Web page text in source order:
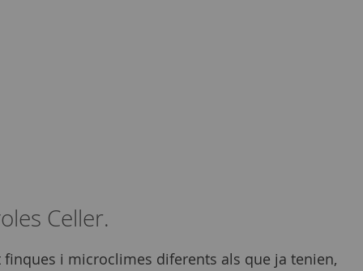
Celler.
i microclimes diferents als que ja tenien,